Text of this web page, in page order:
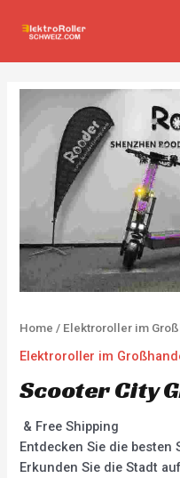
Inhalt
Home / Elektroroller im
Elektroroller im
Scooter City
& Free Shipping
Entdecken Sie die besten
Erkunden Sie die Stadt